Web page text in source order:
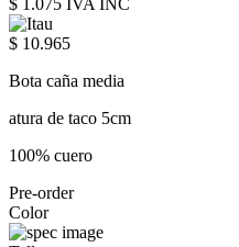
$ 10.965
Bota caña media
atura de taco 5cm
100% cuero
Pre-order
Color